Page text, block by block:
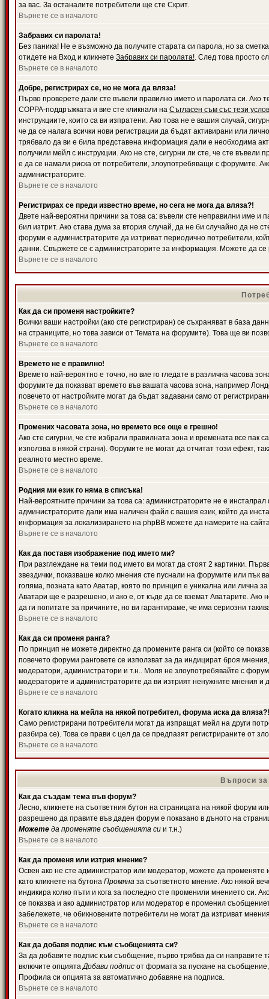
за вас. За останалите потребители ще сте Скрит.
Върнете се в началото
Забравих си паролата!
Без паника! Не е възможно да получите старата си парола, но за
отидете на Вход и кликнете Забравих си паролата!. След това просто
Върнете се в началото
Добре, регистрирах се, но не мога да вляза!
Първо проверете дали сте въвели правилно името и паролата си. Ако
COPPA-поддръжката и вие сте кликнали на Съгласен съм със тези
инструкциите, които са ви изпратени. Ако това не е вашия случай,
че да се налага всички нови регистрации да бъдат активирани или
трябвало да ви е била представена информация дали е необходима
получили мейл с инструкции. Ако не сте, сигурни ли сте, че сте
е да се намали риска от потребители, злоупотребяващи с форумите.
администраторите.
Върнете се в началото
Регистрирах се преди известно време, но сега не мога да вляза?!
Двете най-вероятни причини за това са: въвели сте неправилни име и
бил изтрит. Ако става дума за втория случай, да не би случайно да
форуми е администраторите да изтриват периодично потребители,
данни. Свържете се с администраторите за информация. Можете да се
Върнете се в началото
Как да си променя настройките?
Всички ваши настройки (ако сте регистриран) се съхраняват в база
на страниците, но това зависи от Темата на форумите). Това ще ви
Върнете се в началото
Времето не е правилно!
Времето най-вероятно е точно, но вие го гледате в различна часова
форумите да показват времето във вашата часова зона, например
повечето от настройките могат да бъдат задавани само от
Върнете се в началото
Промених часовата зона, но времето все още е грешно!
Ако сте сигурни, че сте избрали правилната зона и времената все
използва в някой страни). Форумите не могат да отчитат този ефект,
реалното местно време.
Върнете се в началото
Родния ми език го няма в списъка!
Най-вероятните причини за това са: администраторите не е
администраторите дали има наличен файл с вашия език, който да
информация за локализирането на phpBB можете да намерите на
Върнете се в началото
Как да поставя изображение под името ми?
При разглеждане на теми под името ви могат да стоят 2 картинки.
звездички, показваше колко мнения сте пуснали на форумите или пък
голяма, позната като Аватар, която по принцип е уникална или лична
Аватари ще е разрешено, и ако е, от къде да се вземат Аватарите.
да ги попитате за причините, но ви гарантираме, че има сериозни
Върнете се в началото
Как да си променя ранга?
По принцип не можете директно да промените ранга си (който се
повечето форуми ранговете се използват за да индицират броя
модератори, администратори и т.н.. Моля не злоупотребявайте с
модераторите и администраторите да ви изтрият ненужните мнения и
Върнете се в началото
Когато кликна на мейла на някой потребител, форума иска да вляза?!
Само регистрирани потребители могат да изпращат мейл на други
разбира се). Това се прави с цел да се предпазят регистрираните от
Върнете се в началото
Въпроси
Как да създам тема във форум?
Лесно, кликнете на съответния бутон на страницата на някой форум
разрешено да правите във даден форум е показано в дъното на
Можете да променяте съобщенията си и т.н.)
Върнете се в началото
Как да променя или изтрия мнение?
Освен ако не сте администратор или модератор, можете да
като кликнете на бутона Промяна за съответното мнение. Ако някой
индикира колко пъти и кога за последно сте променили мнението си.
се показва и ако администратор или модератор е променил
забележете, че обикновените потребители не могат да изтриват
Върнете се в началото
Как да добавя подпис към съобщенията си?
За да добавите подпис към съобщение, първо трябва да си
включите опциятаДобави подпис от формата за пускане на
Профила си опцията за автоматично добавяне на подписа.
Върнете се в началото